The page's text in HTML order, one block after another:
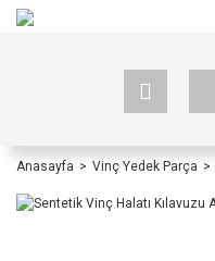
Anasayfa Vinç Yedek Parça